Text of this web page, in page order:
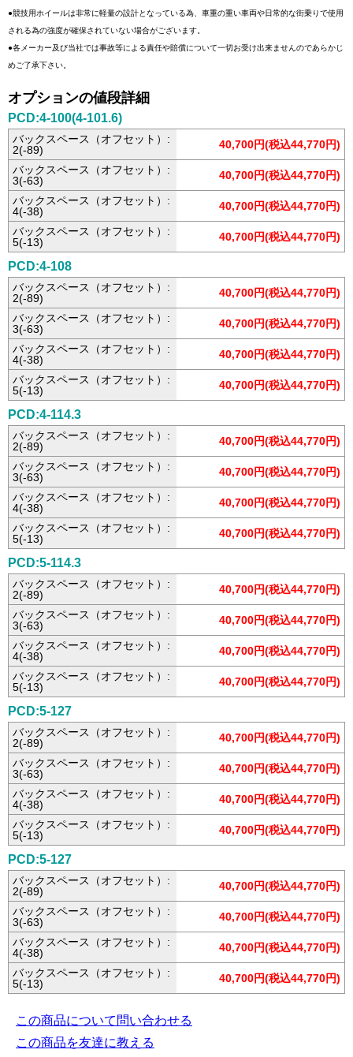
●競技用ホイールは非常に軽量の設計となっている為、車重の重い車両や日常的な街乗りで使用
される為の強度が確保されていない場合がございます。
●各メーカー及び当社では事故等による責任や賠償について一切お受け出来ませんのであらかじ
めご了承下さい。
オプションの値段詳細
PCD:4-100(4-101.6)
バックスペース（オフセット）:
2(-89)
40,700円(税込44,770円)
バックスペース（オフセット）:
3(-63)
40,700円(税込44,770円)
バックスペース（オフセット）:
4(-38)
40,700円(税込44,770円)
バックスペース（オフセット）:
5(-13)
40,700円(税込44,770円)
PCD:4-108
バックスペース（オフセット）:
2(-89)
40,700円(税込44,770円)
バックスペース（オフセット）:
3(-63)
40,700円(税込44,770円)
バックスペース（オフセット）:
4(-38)
40,700円(税込44,770円)
バックスペース（オフセット）:
5(-13)
40,700円(税込44,770円)
PCD:4-114.3
バックスペース（オフセット）:
2(-89)
40,700円(税込44,770円)
バックスペース（オフセット）:
3(-63)
40,700円(税込44,770円)
バックスペース（オフセット）:
4(-38)
40,700円(税込44,770円)
バックスペース（オフセット）:
5(-13)
40,700円(税込44,770円)
PCD:5-114.3
バックスペース（オフセット）:
2(-89)
40,700円(税込44,770円)
バックスペース（オフセット）:
3(-63)
40,700円(税込44,770円)
バックスペース（オフセット）:
4(-38)
40,700円(税込44,770円)
バックスペース（オフセット）:
5(-13)
40,700円(税込44,770円)
PCD:5-127
バックスペース（オフセット）:
2(-89)
40,700円(税込44,770円)
バックスペース（オフセット）:
3(-63)
40,700円(税込44,770円)
バックスペース（オフセット）:
4(-38)
40,700円(税込44,770円)
バックスペース（オフセット）:
5(-13)
40,700円(税込44,770円)
PCD:5-127
バックスペース（オフセット）:
2(-89)
40,700円(税込44,770円)
バックスペース（オフセット）:
3(-63)
40,700円(税込44,770円)
バックスペース（オフセット）:
4(-38)
40,700円(税込44,770円)
バックスペース（オフセット）:
5(-13)
40,700円(税込44,770円)
この商品について問い合わせる
この商品を友達に教える